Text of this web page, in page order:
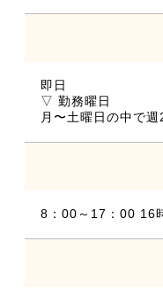
即日
▽ 勤務曜日
月〜土曜日の中で週
8：00～17：00 16